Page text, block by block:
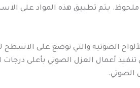
يتم تطبيق هذه المواد على
الصوتية والتي توضع على
أعمال العزل الصوتي بأعلى درجات
الصوتي.